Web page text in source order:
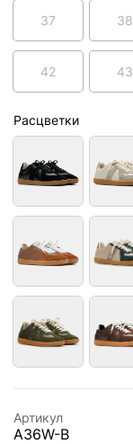
37 38
42 43
Расцветки
Артикул
A36W-B